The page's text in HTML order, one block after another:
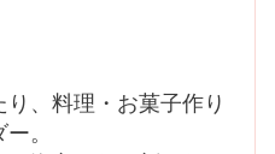
、料理・お菓子作り
。